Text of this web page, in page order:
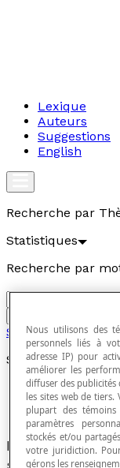
Lexique
Auteurs
Suggestions
English
Recherche par
Statistiques
Recherche par
Statistiques
Statistique
Branche des
sur
Nous utilisons des
personnels liés à
adresse IP) pour
améliorer les
diffuser des publicités
les sites web de
plupart des
paramètres
stockés et/ou
votre juridiction.
gérons les